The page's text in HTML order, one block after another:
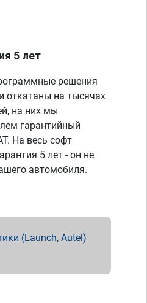
5 лет
решения
откатаны на тысячах
на них мы
гарантийный
На весь софт
5 лет - он не
автомобиля.
(Launch, Autel)